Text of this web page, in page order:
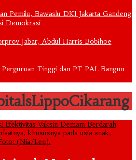
Pemilu, Bawaslu DKI Jakarta Gandeng
Demokrasi
Jabar, Abdul Harris Bobihoe
Tinggi dan PT PAL Bangun